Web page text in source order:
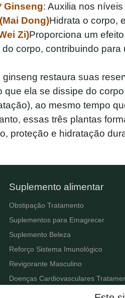
Ginseng: Auxilia nos
Dong)Hidrata o corpo,
Zi)Proporciona um
corpo, contribuindo
restaura suas
que ela se dissipe do
ao mesmo tempo
essas três plantas
proteção e hidratação
Suplemento alimentar
Obstipação Tratamento
Suplementos para Emagrecer
Suplemento Beleza
Reforço Sistema Imunológico
Revigorante Masculino
Doenças Cardiovasculares